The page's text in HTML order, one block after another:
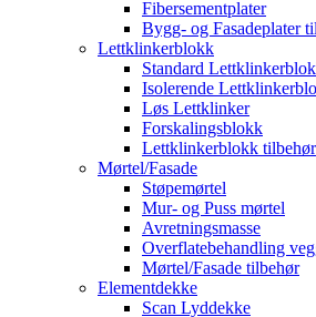
Fibersementplater
Bygg- og Fasadeplater
Lettklinkerblokk
Standard
Isolerende
Løs Lettklinker
Forskalingsblokk
Lettklinkerblokk tilbehør
Mørtel/Fasade
Støpemørtel
Mur- og Puss mørtel
Avretningsmasse
Overflatebehandling
Mørtel/Fasade tilbehør
Elementdekke
Scan Lyddekke